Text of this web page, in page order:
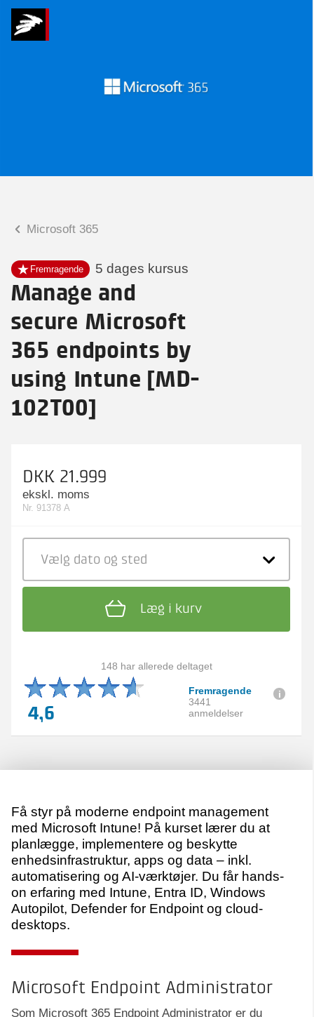
Microsoft 365
Fremragende 5 dages kursus
Manage and
secure Microsoft
365 endpoints by
using Intune [MD-
102T00]
DKK 21.999
ekskl. moms
Nr. 91378 A
Vælg dato og sted
Læg i kurv
148 har allerede deltaget
4,6
Fremragende
3441
anmeldelser
Charlotte Heimann
Få styr på moderne endpoint management
med Microsoft Intune! På kurset lærer du at
planlægge, implementere og beskytte
enhedsinfrastruktur, apps og data – inkl.
automatisering og AI-værktøjer. Du får hands-
on erfaring med Intune, Entra ID, Windows
Autopilot, Defender for Endpoint og cloud-
desktops.
Microsoft Endpoint Administrator
Som Microsoft 365 Endpoint Administrator er du